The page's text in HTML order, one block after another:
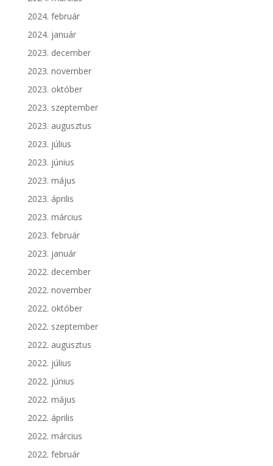
2024. február
2024. január
2023. december
2023. november
2023. október
2023. szeptember
2023. augusztus
2023. július
2023. június
2023. május
2023. április
2023. március
2023. február
2023. január
2022. december
2022. november
2022. október
2022. szeptember
2022. augusztus
2022. július
2022. június
2022. május
2022. április
2022. március
2022. február